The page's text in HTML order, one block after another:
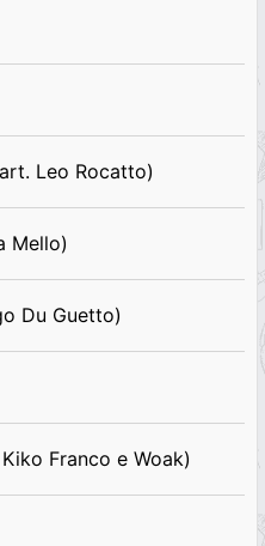
Leo Rocatto)
Mello)
Du Guetto)
Franco e Woak)